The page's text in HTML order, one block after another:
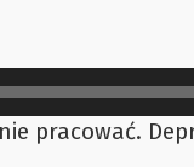
pracować.